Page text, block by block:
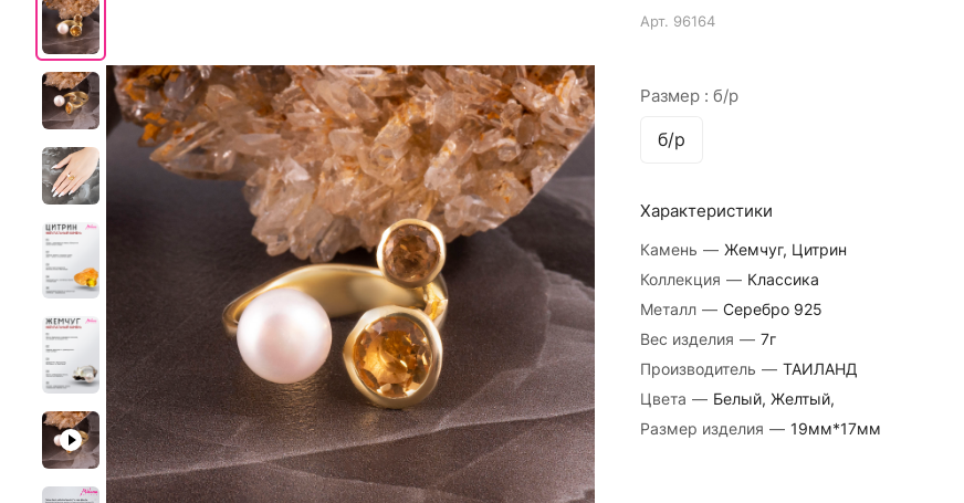
Арт. 96164
Размер : б/р
б/р
Характеристики
Камень — Жемчуг, Цитрин
Коллекция — Классика
Металл — Серебро 925
Вес изделия — 7г
Производитель — ТАИЛАНД
Цвета — Белый, Желтый,
Размер изделия — 19мм*17мм